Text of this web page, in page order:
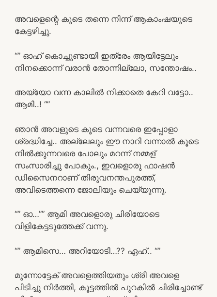
അവളെന്റെ കൂടെ തന്നെ നിന്ന് ആകാംഷയുടെ
കേട്ടഴിച്ചു.
“” ഓഹ് കൊച്ചുണ്ടായി ഇത്രേം ആയിട്ടേലും
നിനക്കൊന്ന് വരാൻ തോന്നില്ലോ, സന്തോഷം..
അയ്യോ വന്ന കാലിൽ നിക്കാതെ കേറി വട്ടോ..
ആമി..! “”
ഞാൻ അവളുടെ കൂടെ വന്നവരെ ഇപ്പോളാ
ശ്രദ്ധിച്ചേ.. അല്ലേലും ഈ നാറി വന്നാൽ കൂടെ
നിൽക്കുന്നവരെ പോലും മറന്ന് നമ്മള്
സംസാരിച്ചു പോകും., ഇവളൊരു ഫാഷൻ
ഡിസൈനറാണ് തിരുവനന്തപുരത്ത്,
അവിടെത്തന്നെ ജോലിയും ചെയ്യുന്നു.
“” ഓ…”” ആമി അവളൊരു ചിരിയോടെ
വിളികേട്ടടുത്തേക്ക് വന്നു.
“” ആമിസെ… അറിയോടി…?? ഏഹ്.. “”
മുന്നോട്ടേക് അവളെത്തിയതും ശ്രീ അവളെ
പിടിച്ചു നിർത്തി, കൂട്ടത്തിൽ പുറകിൽ ചിരിച്ചോണ്ട്